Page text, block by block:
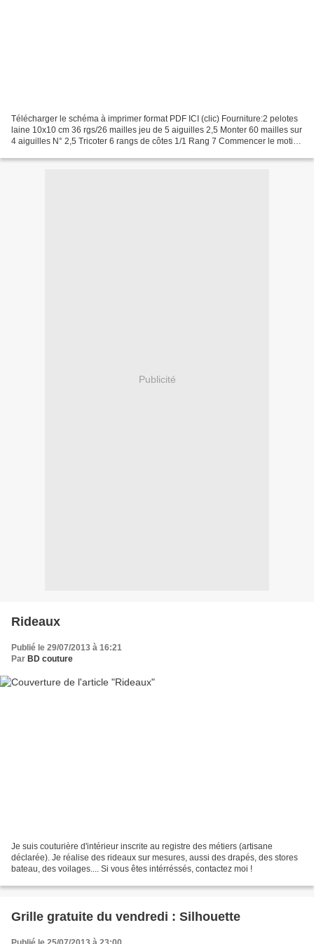
Télécharger le schéma à imprimer format PDF ICI (clic) Fourniture:2 pelotes
laine 10x10 cm 36 rgs/26 mailles jeu de 5 aiguilles 2,5 Monter 60 mailles sur
4 aiguilles N° 2,5 Tricoter 6 rangs de côtes 1/1 Rang 7 Commencer le motif
Publicité
Rideaux
Publié le 29/07/2013 à 16:21
Par BD couture
Je suis couturière d'intérieur inscrite au registre des métiers (artisane
déclarée). Je réalise des rideaux sur mesures, aussi des drapés, des stores
bateau, des voilages.... Si vous êtes intérréssés, contactez moi !
Grille gratuite du vendredi : Silhouette